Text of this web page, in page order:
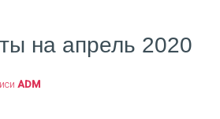
на апрель 2020
ADM